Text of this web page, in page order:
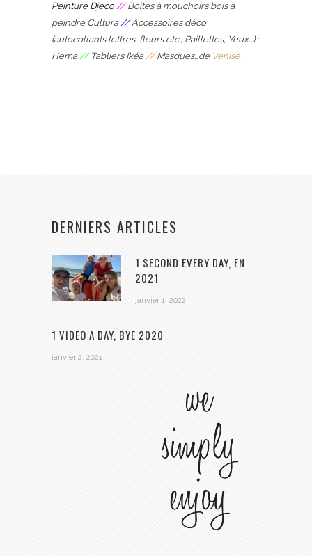
Peinture Djeco //Boîtes à mouchoirs bois à
peindre Cultura//Accessoires déco
(autocollants lettres, fleurs etc., Paillettes, Yeux…) :
Hema// Tabliers Ikéa//Masques…de Venise
DERNIERS ARTICLES
1 SECOND EVERY DAY, EN
2021
janvier 1, 2022
1 VIDEO A DAY, BYE 2020
janvier 2, 2021